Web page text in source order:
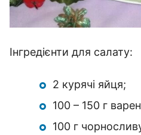
Інгредієнти для салату:
2 курячі яйця;
100 – 150 г
100 г